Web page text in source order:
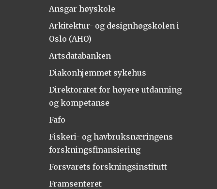
Ansgar høyskole
Arkitektur- og designhøgskolen i
Oslo (AHO)
Artsdatabanken
Diakonhjemmet sykehus
Direktoratet for høyere utdanning
og kompetanse
Fafo
Fiskeri- og havbruksnæringens
forskningsfinansiering
Forsvarets forskningsinstitutt
Framsenteret